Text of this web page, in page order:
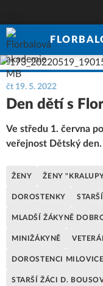
čt 19. 5. 2022
Den dětí s
Ve středu 1. června
veřejnost Dětský den.
ŽENY ŽENY
DOROSTENKY
MLADŠÍ ŽÁKYNĚ
MINIŽÁKYNĚ
DOROSTENCI MILOVICE
STARŠÍ ŽÁCI D.